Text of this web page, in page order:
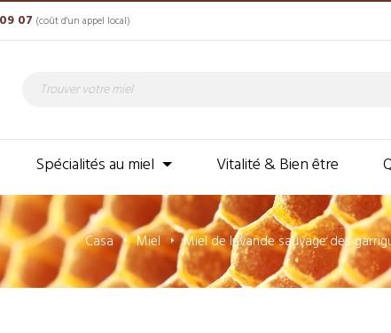
07 (coût d'un appel local)
Spécialités au miel Vitalité & Bien être
Casa Miel Miel de lavande sauvage des